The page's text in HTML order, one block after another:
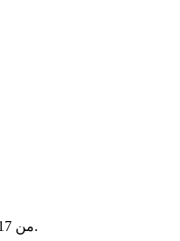
تتكون أرقام VIN الخاصة بسيارات Subaru من 17 حرفًا وتحتوي على معلومات أساسية عن السيارة مثل نوع المحرك وسنة الإنتاج والميزات.